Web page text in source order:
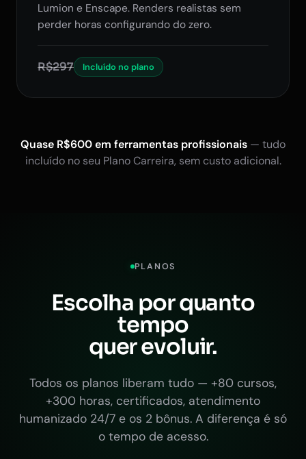
Lumion e Enscape. Renders realistas sem
perder horas configurando do zero.
R$297 Incluído no plano
Quase R$600 em ferramentas profissionais — tudo
incluído no seu Plano Carreira, sem custo adicional.
PLANOS
Escolha por quanto
tempo
quer evoluir.
Todos os planos liberam tudo — +80 cursos,
+300 horas, certificados, atendimento
humanizado 24/7 e os 2 bônus. A diferença é só
o tempo de acesso.